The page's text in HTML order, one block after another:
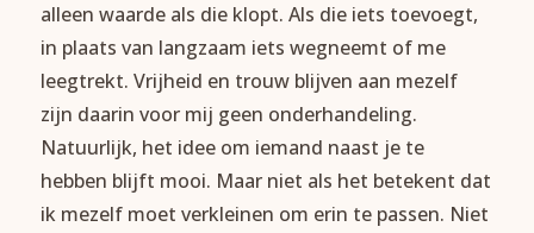
alleen waarde als die klopt. Als die iets toevoegt,
in plaats van langzaam iets wegneemt of me
leegtrekt. Vrijheid en trouw blijven aan mezelf
zijn daarin voor mij geen onderhandeling.
Natuurlijk, het idee om iemand naast je te
hebben blijft mooi. Maar niet als het betekent dat
ik mezelf moet verkleinen om erin te passen. Niet